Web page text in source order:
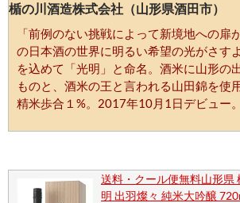
楯の川酒造株式会社（山形県酒田市）
「前例のない挑戦によって新境地への扉
の日本酒の世界に明るい希望の光がさす
を込めて「光明」と命名。酒米に山形の
ものと、酒米の王と言われる山田錦を使
精米歩合１%。2017年10月1日デビュー。
送料・クール便無料山形県
明 出羽燦々 純米大吟醸